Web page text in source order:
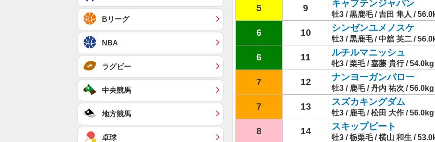
5 9 キャプテンジャパン
牡3 / 黒鹿毛 / 吉田 隼人 /
6 10 シンゼンユメノスケ
牡3 / 黒鹿毛 / 中舘 英二 /
6 11 ルチルマニッシュ
牝3 / 栗毛 / 嘉藤 貴行 / 54.0kg
7 12 ナンヨーガンバロー
牡3 / 鹿毛 / 丹内 祐次 / 56.0kg
7 13 スズカキングダム
牡3 / 鹿毛 / 松田 大作 / 56.0kg
8 14 スキップビート
牡3 / 栃栗毛 / 横山 和生 /
Bリーグ
NBA
ラグビー
中央競馬
地方競馬
卓球